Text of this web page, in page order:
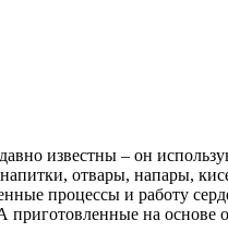
известны – он
отвары, напары,
процессы и работу
на основе